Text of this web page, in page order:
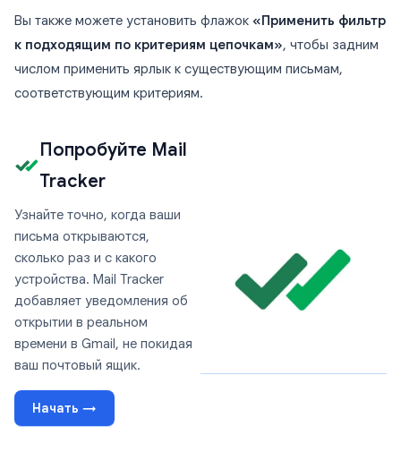
Вы также можете установить флажок «Применить фильтр
к подходящим по критериям цепочкам», чтобы задним
числом применить ярлык к существующим письмам,
соответствующим критериям.
Попробуйте Mail
Tracker
Узнайте точно, когда ваши
письма открываются,
сколько раз и с какого
устройства. Mail Tracker
добавляет уведомления об
открытии в реальном
времени в Gmail, не покидая
ваш почтовый ящик.
Начать →